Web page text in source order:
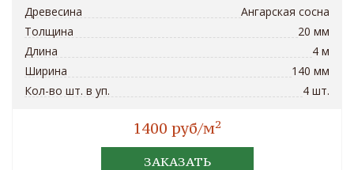
Древесина
Ангарская сосна
Толщина
20 мм
Длина
4 м
Ширина
140 мм
Кол-во шт. в уп.
4 шт.
1400 руб/м2
ЗАКАЗАТЬ